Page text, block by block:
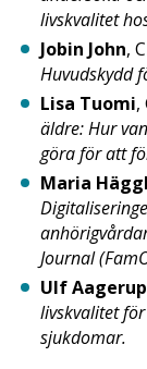
livskvalitet
Jobin John,
Huvudskydd
Lisa Tuomi,
äldre: Hur
göra för att
Maria
Journal
Ulf Aagerup
livskvalitet
sjukdomar.